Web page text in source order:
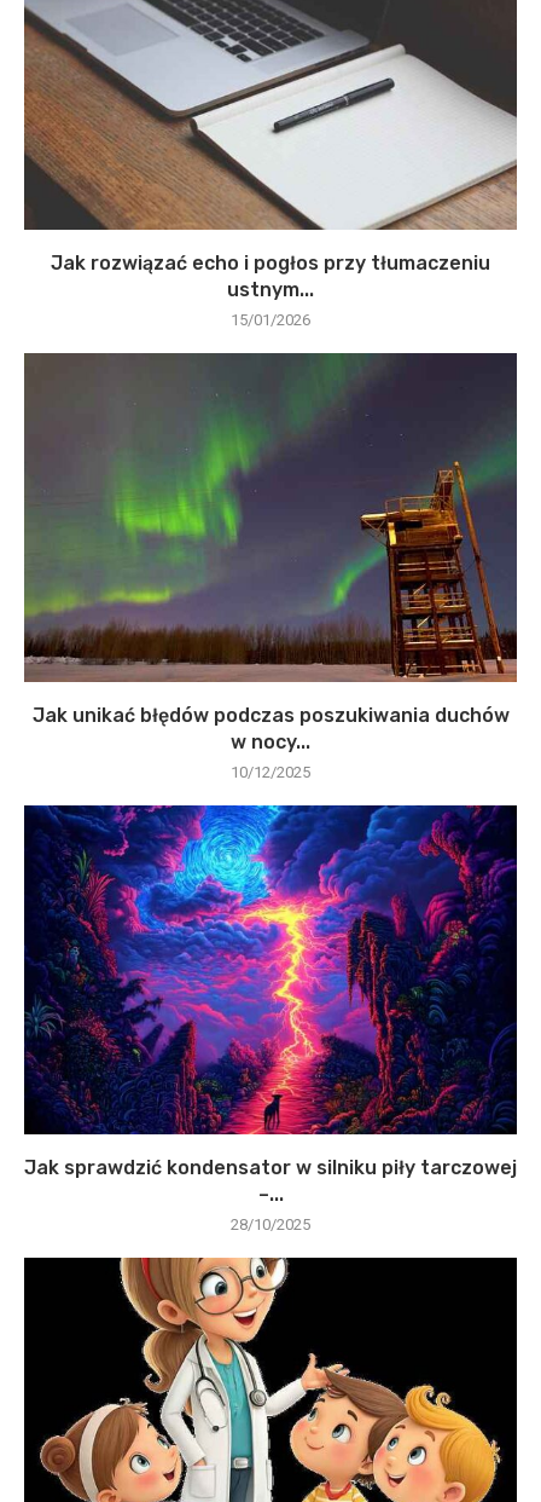
Jak rozwiązać echo i pogłos przy tłumaczeniu
ustnym...
15/01/2026
Jak unikać błędów podczas poszukiwania duchów
w nocy...
10/12/2025
Jak sprawdzić kondensator w silniku piły tarczowej
–...
28/10/2025